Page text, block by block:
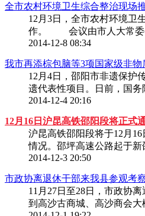
全市农村环境卫生综合整治现场
12月3日，全市农村环境卫
作。 会议由市人大常委
2014-12-8 08:34
我市再添棕包脑等3项国家级非物
12月4日，邵阳市非遗保护
遗代表性项目。日前，国务
2014-12-4 20:16
12月16日沪昆高铁邵阳段将正式
沪昆高铁邵阳段将于12月
情况。邵坪高速公路起于新
2014-12-3 20:50
市政协离退休干部来我县参观考
11月27日至28日，市政协
到高沙古商城、高沙商会大